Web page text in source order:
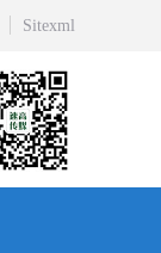
Sitexml